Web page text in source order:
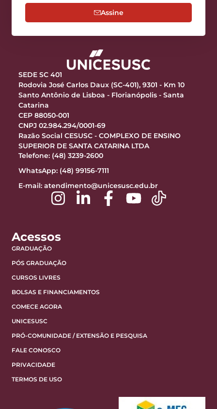
Assine
SEDE SC 401
Rodovia José Carlos Daux (SC-401), 9301 - Km 10
Santo Antônio de Lisboa - Florianópolis - Santa
Catarina
CEP 88050-001
CNPJ 02.984.294/0001-69
Razão Social CESUSC - COMPLEXO DE ENSINO
SUPERIOR DE SANTA CATARINA LTDA
Telefone: (48) 3239-2600
WhatsApp: (48) 99156-7111
E-mail: atendimento@unicesusc.edu.br
Acessos
GRADUAÇÃO
PÓS GRADUAÇÃO
CURSOS LIVRES
BOLSAS E FINANCIAMENTOS
COMECE AGORA
UNICESUSC
PRÓ-COMUNIDADE / EXTENSÃO E PESQUISA
FALE CONOSCO
PRIVACIDADE
TERMOS DE USO